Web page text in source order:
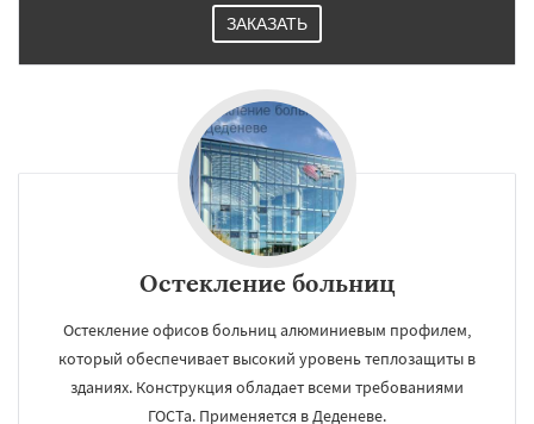
ЗАКАЗАТЬ
Остекление больниц
Остекление офисов больниц алюминиевым профилем,
который обеспечивает высокий уровень теплозащиты в
зданиях. Конструкция обладает всеми требованиями
ГОСТа. Применяется в Деденеве.